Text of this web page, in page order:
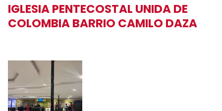
IGLESIA PENTECOSTAL UNIDA DE
COLOMBIA BARRIO CAMILO DAZA